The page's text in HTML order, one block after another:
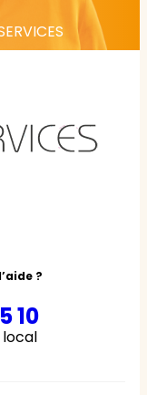
?
10
local